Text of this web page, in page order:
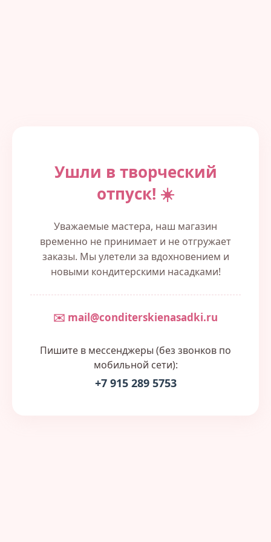
Ушли в творческий
отпуск! ☀️
Уважаемые мастера, наш магазин
временно не принимает и не отгружает
заказы. Мы улетели за вдохновением и
новыми кондитерскими насадками!
✉️ mail@conditerskienasadki.ru
Пишите в мессенджеры (без звонков по
мобильной сети):
+7 915 289 5753